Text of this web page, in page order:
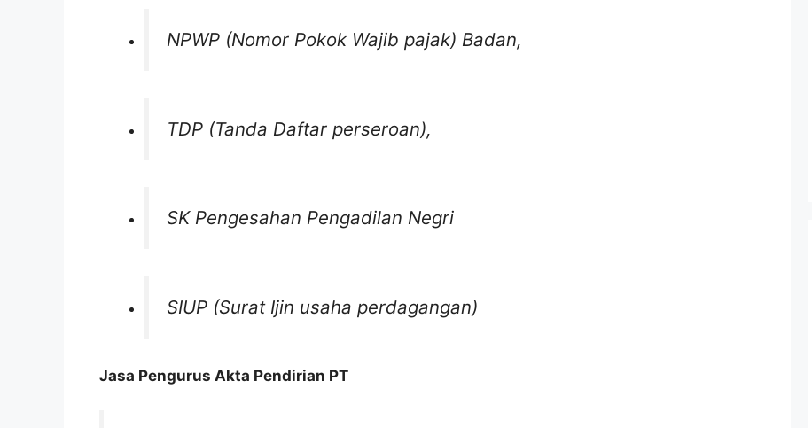
NPWP (Nomor Pokok Wajib pajak) Badan,
TDP (Tanda Daftar perseroan),
SK Pengesahan Pengadilan Negri
SIUP (Surat Ijin usaha perdagangan)
Jasa Pengurus Akta Pendirian PT